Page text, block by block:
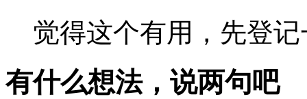
觉得这个有用，先登
有什么想法，说两句吧